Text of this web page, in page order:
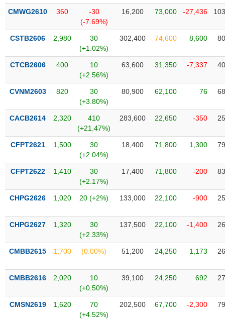
thị
trường
CMWG2610 360
-30
(-7.69%)
16,200 73,000 -27,436
CSTB2606 2,980
30
(+1.02%)
302,400 74,600 8,600
CTCB2606 400
10
(+2.56%)
63,600 31,350 -7,337
CVNM2603 820
30
(+3.80%)
80,900 62,100 76
CACB2614 2,320
410
(+21.47%)
283,600 22,650 -350
CFPT2621 1,500
30
(+2.04%)
18,400 71,800 1,300
CFPT2622 1,410
30
(+2.17%)
17,400 71,800 -200
CHPG2626 1,020 20 (+2%) 133,000 22,100 -900
CHPG2627 1,320
30
(+2.33%)
137,500 22,100 -1,400
CMBB2615 1,700 (0.00%) 51,200 24,250 1,173
CMBB2616 2,020
10
(+0.50%)
39,100 24,250 692
CMSN2619 1,620
70
(+4.52%)
202,500 67,700 -2,300
DÙNG
THIẾT
YẾU
TIÊU
THIẾT
YẾU
CHĂM
SỨC
TÀI